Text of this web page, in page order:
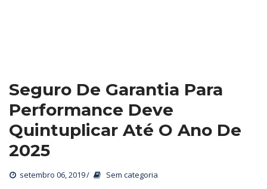
Seguro De Garantia Para
Performance Deve
Quintuplicar Até O Ano De
2025
etembro 06, 2019 Sem categoria